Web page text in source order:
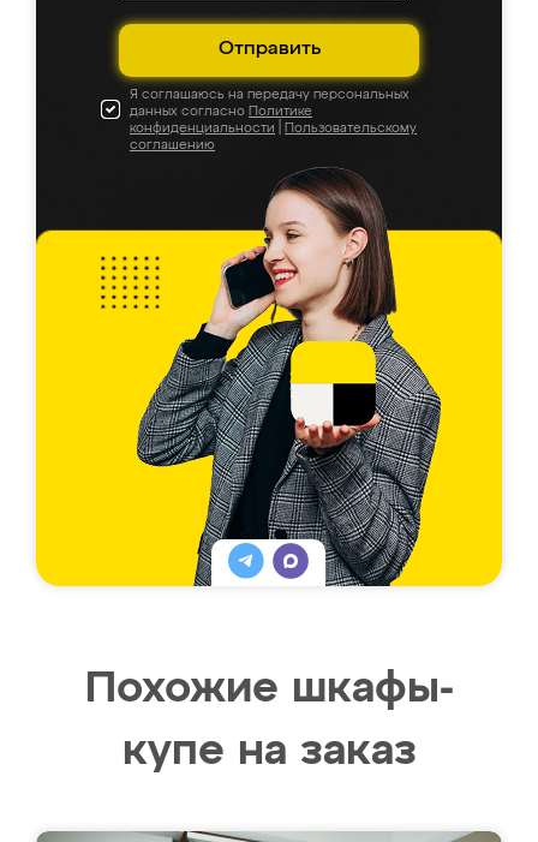
Отправить
Я соглашаюсь на передачу персональных
данных согласно Политике
конфиденциальности
Пользовательскому
соглашению
Похожие шкафы-
купе на заказ